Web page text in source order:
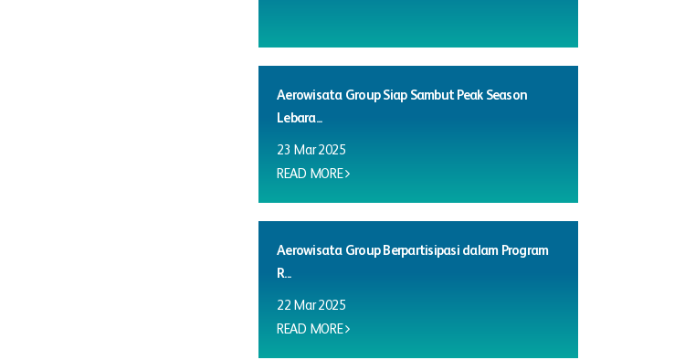
Aerowisata Group Siap Sambut Peak Season
Lebara...
23 Mar 2025
READ MORE
Aerowisata Group Berpartisipasi dalam Program
R...
22 Mar 2025
READ MORE